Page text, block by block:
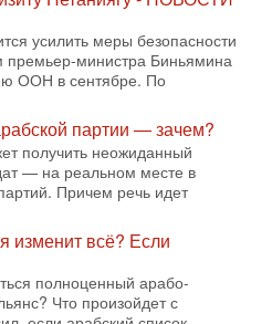
усилить меры безопасности
министра Биньямина
ООН в сентябре. По
партии — зачем?
получить неожиданный
— на реальном месте в
Причем речь идет
изменит всё? Если
полноценный арабо-
Что произойдет с